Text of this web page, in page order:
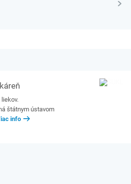
štátnym ústavom
info